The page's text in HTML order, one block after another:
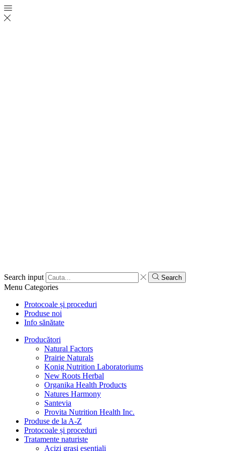
Search input Search
Menu Categories
Protocoale și proceduri
Produse noi
Info sănătate
Producători
Natural Factors
Prairie Naturals
Konig Nutrition Laboratoriums
New Roots Herbal
Organika Health Products
Natures Harmony
Santevia
Provita Nutrition Health Inc.
Produse de la A-Z
Protocoale și proceduri
Tratamente naturiste
Acizi grași esențiali